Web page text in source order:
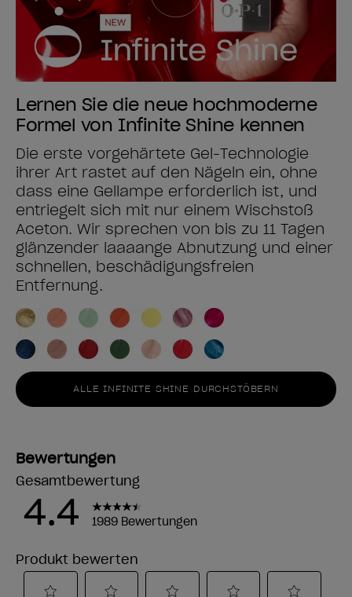
Lernen Sie die neue hochmoderne
Formel von Infinite Shine kennen
Die erste vorgehärtete Gel-Technologie
ihrer Art rastet auf den Nägeln ein, ohne
dass eine Gellampe erforderlich ist, und
entriegelt sich mit nur einem Wischstoß
Aceton. Wir sprechen von bis zu 11 Tagen
glänzender laaaange Abnutzung und einer
schnellen, beschädigungsfreien
Entfernung.
ALLE INFINITE SHINE DURCHSTÖBERN